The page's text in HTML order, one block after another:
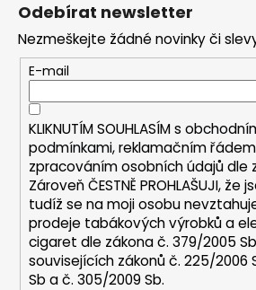
p
r
v
k
y
v
ý
p
i
s
u
í
Odebírat newsletter
Nezmeškejte žádné novinky či
E-mail
KLIKNUTÍM SOUHLASÍM s
podmínkami,reklamačním
zpracováním osobních údajů dle
Zároveň ČESTNĚ PROHLAŠUJI,
tudíž se na moji osobu
prodeje tabákových výrobků a
cigaret dle zákona č. 379/2005
souvisejících zákonů č. 225/2006
Sb a č. 305/2009 Sb.